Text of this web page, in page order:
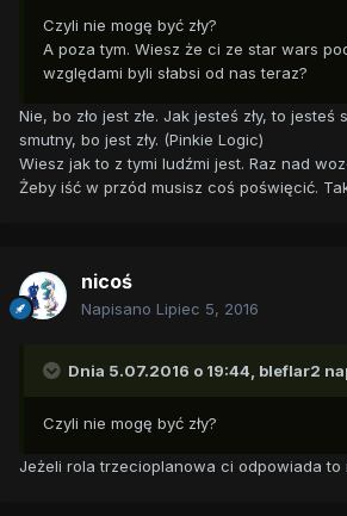
Czyli nie mogę być zły?
A poza tym. Wiesz że ci ze star wars
względami byli słabsi od nas teraz?
Nie, bo zło jest złe. Jak jesteś zły, to jesteś
smutny, bo jest zły. (Pinkie Logic)
Wiesz jak to z tymi ludźmi jest. Raz nad
Żeby iść w przód musisz coś poświęcić.
nicoś
Napisano Lipiec 5, 2016
Dnia 5.07.2016 o 19:44, bleflar2
Czyli nie mogę być zły?
Jeżeli rola trzecioplanowa ci odpowiada to